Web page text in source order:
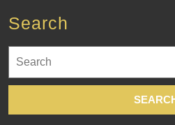
Search
for: